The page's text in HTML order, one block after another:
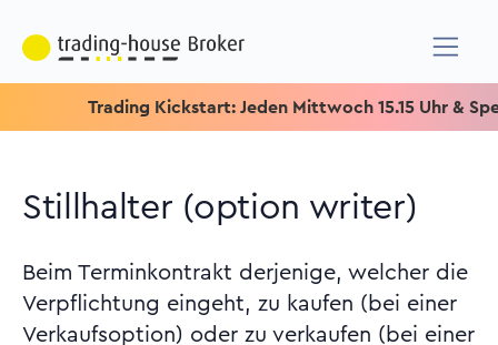
Trading Kickstart: Jeden Mittwoch 15.15 Uhr & Speziell
Stillhalter (option writer)
Beim Terminkontrakt derjenige, welcher die
Verpflichtung eingeht, zu kaufen (bei einer
Verkaufsoption) oder zu verkaufen (bei einer